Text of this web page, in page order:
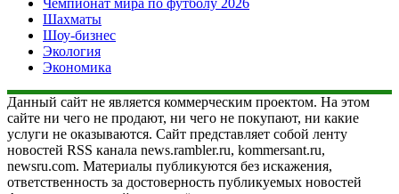
Шахматы
Шоу-бизнес
Экология
Экономика
Данный сайт не является коммерческим проектом. На этом
сайте ни чего не продают, ни чего не покупают, ни какие
услуги не оказываются. Сайт представляет собой ленту
новостей RSS канала news.rambler.ru, kommersant.ru,
newsru.com. Материалы публикуются без искажения,
ответственность за достоверность публикуемых новостей